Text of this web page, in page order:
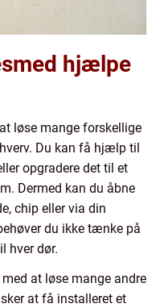
hjælpe
løse mange forskellige
Du kan få hjælp til
opgradere det til et
Dermed kan du åbne
chip eller via din
du ikke tænke på
hver dør.
at løse mange andre
at få installeret et